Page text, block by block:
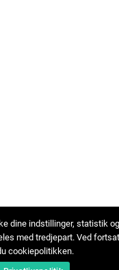
dine indstillinger, statistik
med tredjepart. Ved
cookiepolitikken.